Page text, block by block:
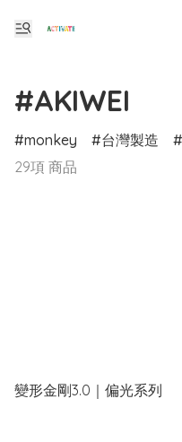
#AKIWEI
monkey 台灣製造
29項 商品
變形金剛3.0｜偏光系列